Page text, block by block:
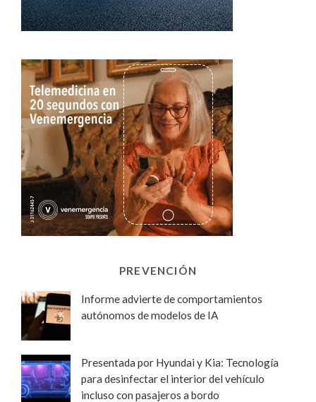
PREVENCIÓN
Informe advierte de comportamientos
autónomos de modelos de IA
Presentada por Hyundai y Kia: Tecnología
para desinfectar el interior del vehículo
incluso con pasajeros a bordo